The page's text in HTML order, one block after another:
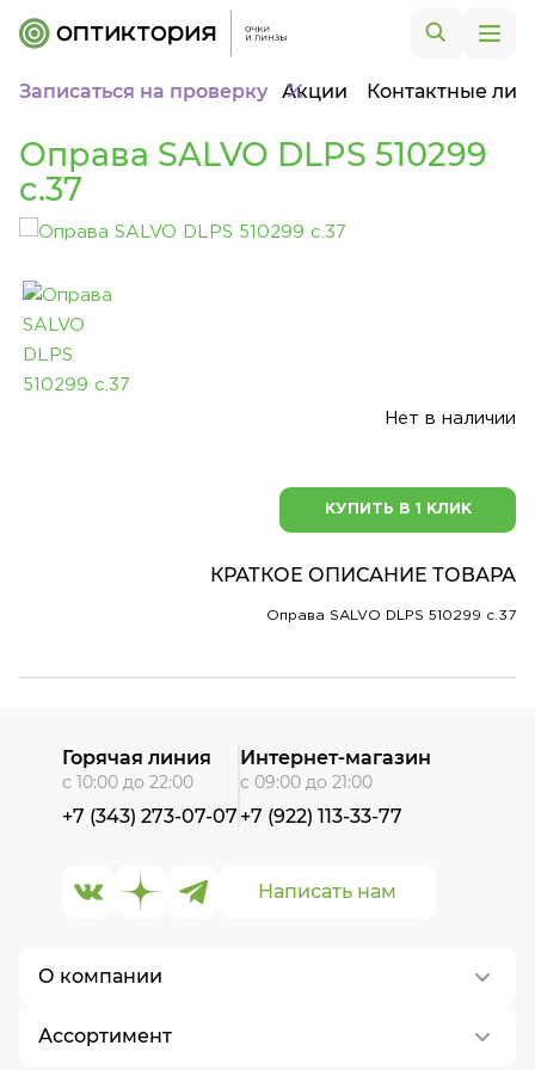
Записаться на проверку Акции Контактные
Оправа SALVO DLPS 510299
c.37
Нет в наличии
КУПИТЬ В 1 КЛИК
КРАТКОЕ ОПИСАНИЕ ТОВАРА
Оправа SALVO DLPS 510299 c.37
О компании
О нас
Ассортимент
Написать нам
Горячая линия
с 10:00 до 22:00
+7 (343) 273-07-07
Интернет-магазин
с 09:00 до 21:00
+7 (922) 113-33-77